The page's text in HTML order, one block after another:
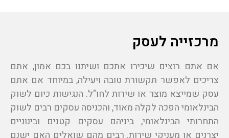
מרכזייה לעסק
אם אתם רוצים שיכירו אתכם ושיתנו בכם אמון, אתם
צריכים לאפשר תקשורת טובה ויעילה, במיוחד אם אתם
עסק שמייצא מוצר או שירות לחו"ל. הנגישות כיום לשוק
הבינלאומי הפכה לקלה מאוד, והכניסה עסקים רבים לשוק
התחרותי הבינלאומי, ביניהם עסקים קטנים ובינוניים
יצרנים או מעניקי שירות. רבים מהם שואלים האם ישנם